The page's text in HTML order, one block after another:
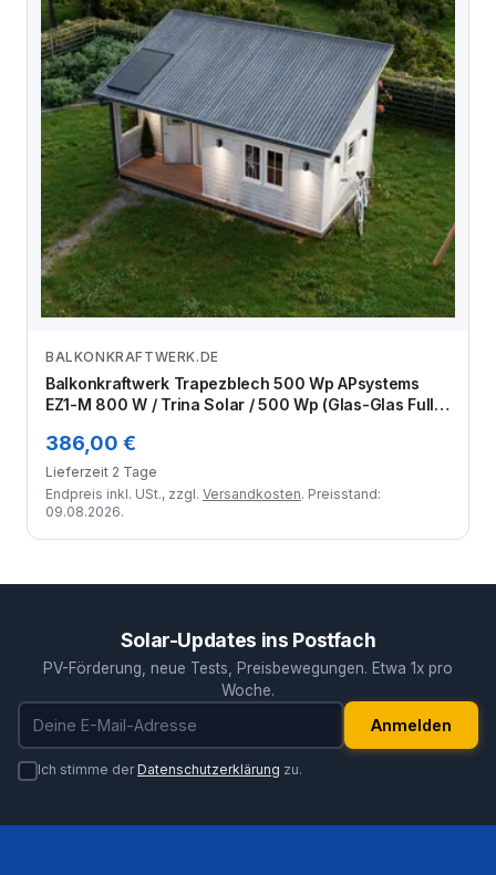
Zum Angebot
BALKONKRAFTWERK.DE
Balkonkraftwerk Trapezblech 500 Wp APsystems
EZ1-M 800 W / Trina Solar / 500 Wp (Glas-Glas Full
Modul
386,00 €
Lieferzeit 2 Tage
Endpreis inkl. USt., zzgl. Versandkosten. Preisstand:
09.08.2026.
Solar-Updates ins Postfach
PV-Förderung, neue Tests, Preisbewegungen. Etwa 1x pro
Woche.
E-Mail-Adresse
Anmelden
Ich stimme derDatenschutzerklärung zu.